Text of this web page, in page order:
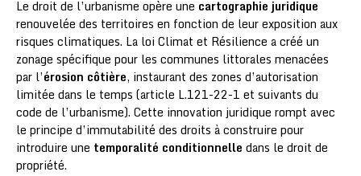
Le droit de l’urbanisme opère une cartographie juridique
renouvelée des territoires en fonction de leur exposition aux
risques climatiques. La loi Climat et Résilience a créé un
zonage spécifique pour les communes littorales menacées
par l’érosion côtière, instaurant des zones d’autorisation
limitée dans le temps (article L.121-22-1 et suivants du
code de l’urbanisme). Cette innovation juridique rompt avec
le principe d’immutabilité des droits à construire pour
introduire une temporalité conditionnelle dans le droit de
propriété.